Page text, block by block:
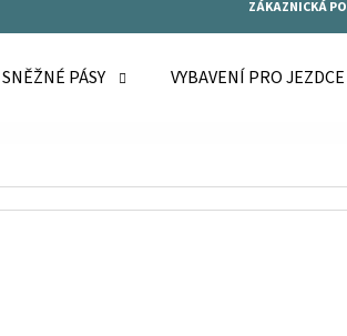
ZÁKAZNICKÁ
SNĚŽNÉ PÁSY VYBAVENÍ PRO JEZDCE